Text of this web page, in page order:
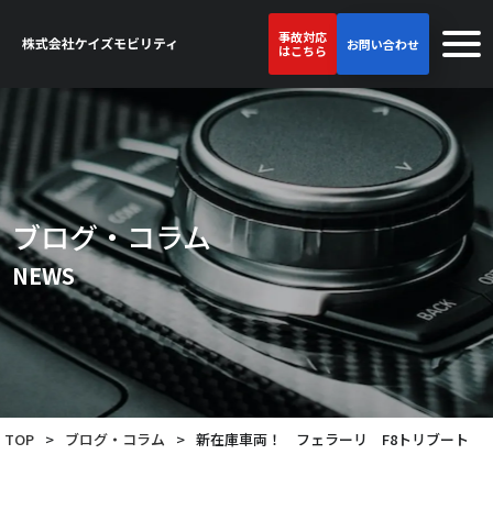
事故対応
はこちら
お問い合わせ
ブログ・コラム
NEWS
TOP > ブログ・コラム > 新在庫車両！ フェラーリ F8トリブート